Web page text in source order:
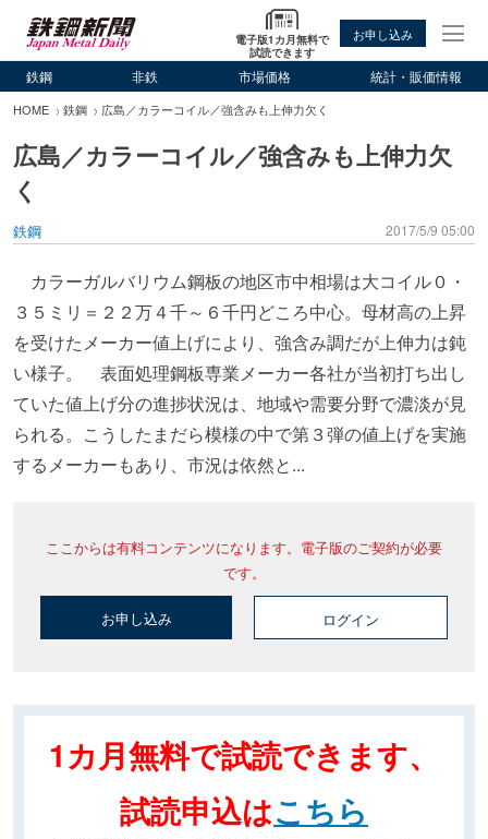
電子版1カ月無料で
試読できます
お申し込み
鉄鋼 非鉄 市場価格 統計・販価情報
HOME 鉄鋼 広島／カラーコイル／強含みも上伸力欠く
広島／カラーコイル／強含みも上伸力欠
く
鉄鋼 2017/5/9 05:00
カラーガルバリウム鋼板の地区市中相場は大コイル０・
３５ミリ＝２２万４千～６千円どころ中心。母材高の上昇
を受けたメーカー値上げにより、強含み調だが上伸力は鈍
い様子。 表面処理鋼板専業メーカー各社が当初打ち出し
ていた値上げ分の進捗状況は、地域や需要分野で濃淡が見
られる。こうしたまだら模様の中で第３弾の値上げを実施
するメーカーもあり、市況は依然と...
ここからは有料コンテンツになります。電子版のご契約が必要
です。
お申し込み ログイン
1カ月無料で試読できます、
試読申込はこちら